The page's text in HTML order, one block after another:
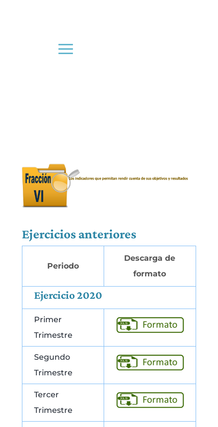
Ejercicios anteriores
Periodo
Descarga de
formato
Ejercicio 2020
Primer
Trimestre
Segundo
Trimestre
Tercer
Trimestre